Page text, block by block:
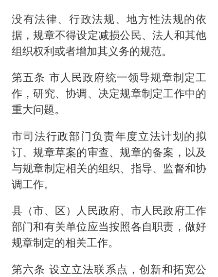
没有法律、行政法规、地方性法规的依
据，规章不得设定减损公民、法人和其他
组织权利或者增加其义务的规范。
第五条 市人民政府统一领导规章制定工
作，研究、协调、决定规章制定工作中的
重大问题。
市司法行政部门负责年度立法计划的拟
订、规章草案的审查、规章的备案，以及
与规章制定相关的组织、指导、监督和协
调工作。
县（市、区）人民政府、市人民政府工作
部门和有关单位应当按照各自职责，做好
规章制定的相关工作。
第六条 设立立法联系点，创新和拓宽公